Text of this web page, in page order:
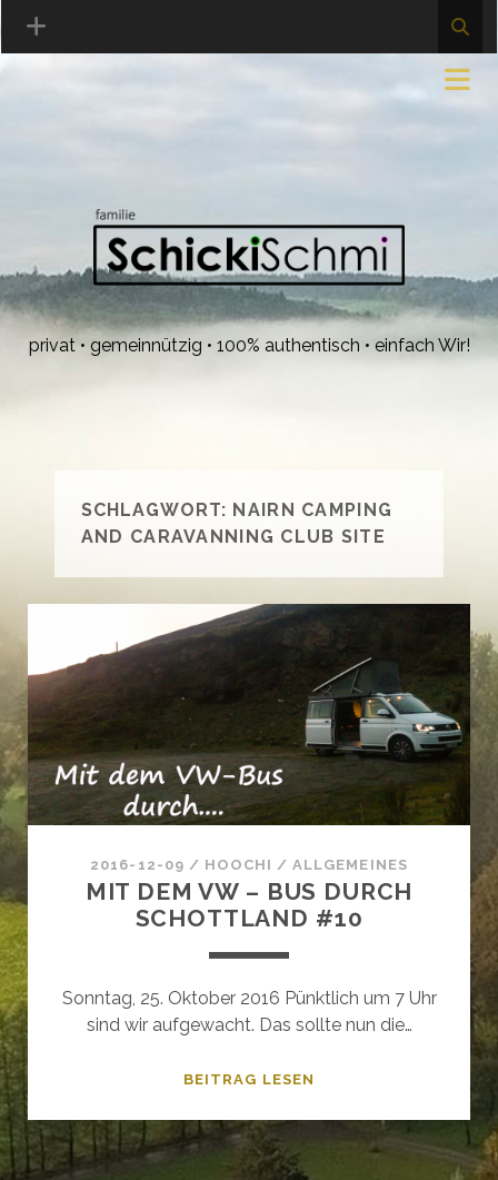
privat • gemeinnützig • 100% authentisch • einfach Wir!
SCHLAGWORT: NAIRN CAMPING
AND CARAVANNING CLUB SITE
2016-12-09 / HOOCHI /ALLGEMEINES
MIT DEM VW – BUS DURCH
SCHOTTLAND #10
Sonntag, 25. Oktober 2016 Pünktlich um 7 Uhr
sind wir aufgewacht. Das sollte nun die…
BEITRAG LESEN